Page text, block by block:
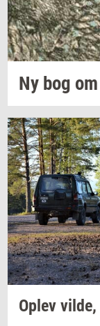
Ny bog om
Oplev vilde,